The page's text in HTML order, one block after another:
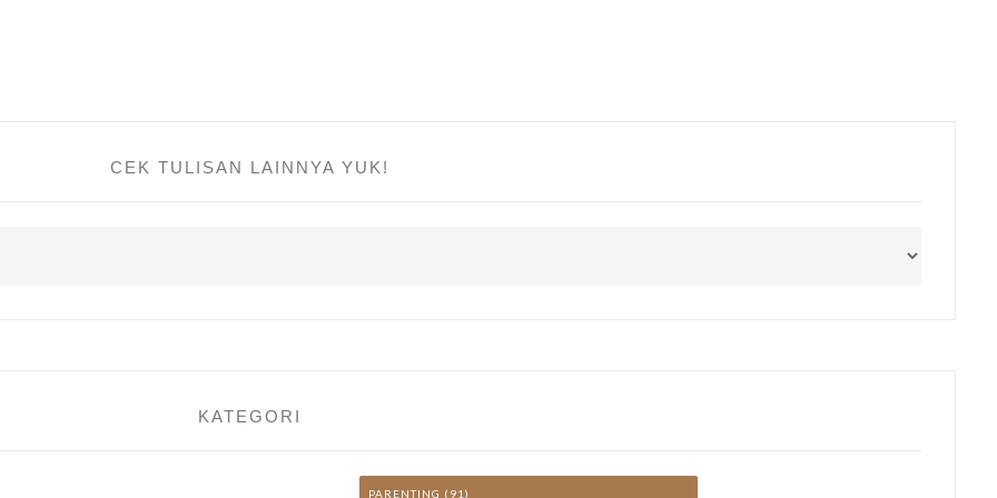
CEK TULISAN LAINNYA YUK!
KATEGORI
PARENTING (91)